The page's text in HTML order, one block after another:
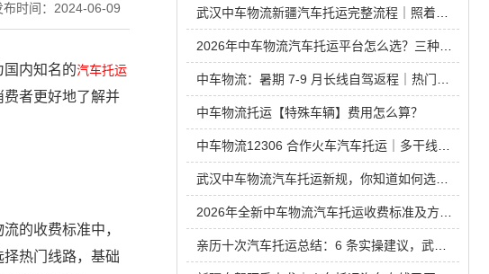
布时间：2024-06-09
国内知名的汽车托运
者更好地了解并
的收费标准中，
热门线路，基础
中车物流托运【特殊车辆】费用怎么算？